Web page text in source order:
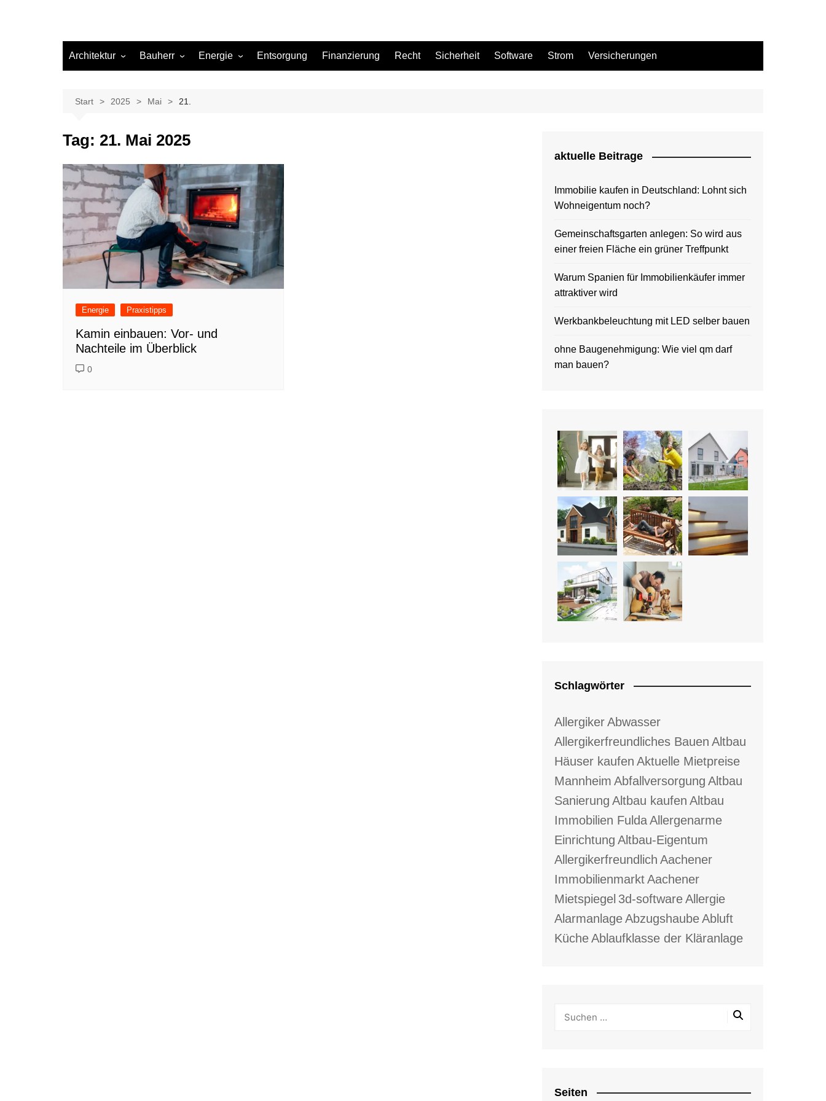
Architektur Bauherr
Beleuchtung
Garten
Materialien
Ökologisch bauen
Renovierung
Sanierung
Hygiene
Energie Entsorgung Finanzierung Recht Sicherheit Software Strom Versicherungen
Start 2025 Mai 21.
Tag: 21. Mai 2025
Energie Praxistipps
Kamin einbauen: Vor- und
Nachteile im Überblick
0
aktuelle Beitrage
Immobilie kaufen in Deutschland: Lohnt sich
Wohneigentum noch?
Gemeinschaftsgarten anlegen: So wird aus
einer freien Fläche ein grüner Treffpunkt
Warum Spanien für Immobilienkäufer immer
attraktiver wird
Werkbankbeleuchtung mit LED selber bauen
ohne Baugenehmigung: Wie viel qm darf
man bauen?
Schlagwörter
AllergikerAbwasser
Allergikerfreundliches Bauen Altbau
Häuser kaufen Aktuelle Mietpreise
Mannheim Abfallversorgung Altbau
Sanierung Altbau kaufen Altbau
Immobilien FuldaAllergenarme
Einrichtung Altbau-Eigentum
Allergikerfreundlich Aachener
ImmobilienmarktAachener
Mietspiegel 3d-softwareAllergie
AlarmanlageAbzugshaubeAbluft
KücheAblaufklasse der Kläranlage
Seiten